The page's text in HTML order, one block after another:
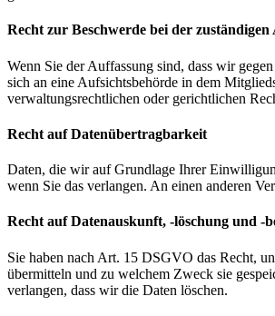
Recht zur Beschwerde bei der zuständigen
Wenn Sie der Auffassung sind, dass wir
sich an eine Aufsichtsbehörde in dem
verwaltungsrechtlichen oder gerichtlichen
Recht auf Datenübertragbarkeit
Daten, die wir auf Grundlage Ihrer
wenn Sie das verlangen. An einen anderen
Recht auf Datenauskunft, -löschung und -
Sie haben nach Art. 15 DSGVO das Recht,
übermitteln und zu welchem Zweck sie
verlangen, dass wir die Daten löschen.